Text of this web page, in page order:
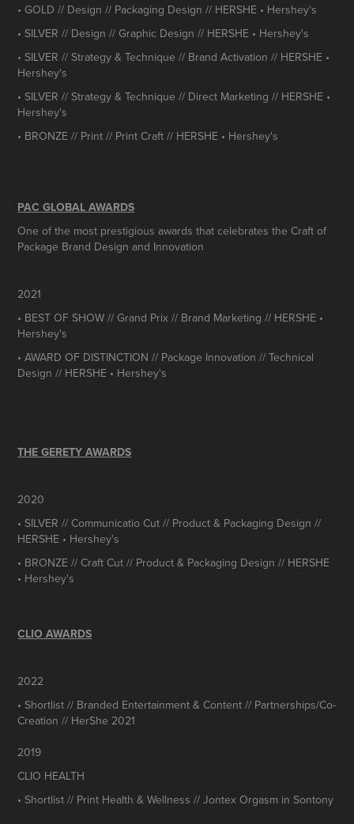
• GOLD // Design // Packaging Design // HERSHE • Hershey's
• SILVER // Design // Graphic Design // HERSHE • Hershey's
• SILVER // Strategy & Technique // Brand Activation // HERSHE •
Hershey's
• SILVER // Strategy & Technique // Direct Marketing // HERSHE •
Hershey's
• BRONZE // Print // Print Craft // HERSHE • Hershey's
PAC GLOBAL AWARDS
One of the most prestigious awards that celebrates the Craft of
Package Brand Design and Innovation
2021
• BEST OF SHOW // Grand Prix // Brand Marketing // HERSHE •
Hershey's
• AWARD OF DISTINCTION // Package Innovation // Technical
Design // HERSHE • Hershey's
THE GERETY AWARDS
2020
• SILVER // Communicatio Cut // Product & Packaging Design //
HERSHE • Hershey's
• BRONZE // Craft Cut // Product & Packaging Design // HERSHE
• Hershey's
CLIO AWARDS
2022
• Shortlist // Branded Entertainment & Content // Partnerships/Co-
Creation // HerShe 2021
2019
CLIO HEALTH
• Shortlist // Print Health & Wellness // Jontex Orgasm in Sontony